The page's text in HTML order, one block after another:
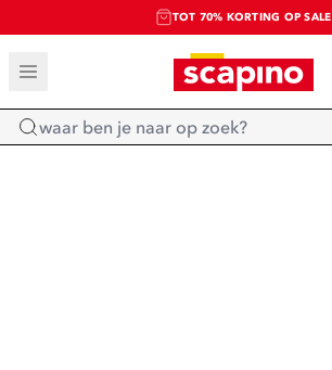
TOT 70% KORTING OP SALE
SALE: LAATSTE KANS!
SHOP NIEUW
Home